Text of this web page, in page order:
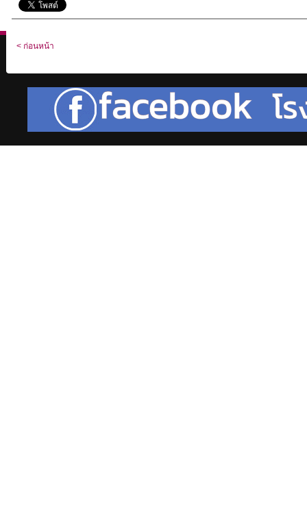
< ก่อนหน้า